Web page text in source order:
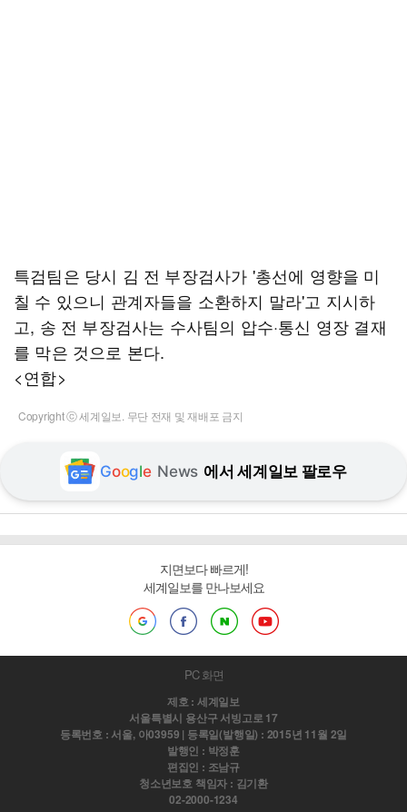
특검팀은 당시 김 전 부장검사가 '총선에 영향을 미
칠 수 있으니 관계자들을 소환하지 말라'고 지시하
고, 송 전 부장검사는 수사팀의 압수·통신 영장 결재
를 막은 것으로 본다.
<연합>
Copyright ⓒ 세계일보. 무단 전재 및 재배포 금지
Google News 에서 세계일보 팔로우
지면보다 빠르게!
세계일보를 만나보세요
PC 화면
제호 : 세계일보
서울특별시 용산구 서빙고로 17
등록번호 : 서울, 아03959 | 등록일(발행일) : 2015년 11월 2일
발행인 : 박정훈
편집인 : 조남규
청소년보호 책임자 : 김기환
02-2000-1234